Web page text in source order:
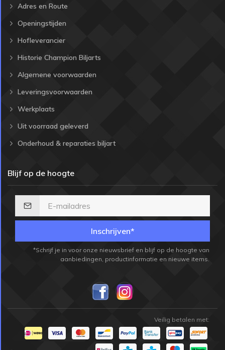
Adres en Route
Openingstijden
Hofleverancier
Historie Champion Biljarts
Algemene voorwaarden
Leveringsvoorwaarden
Werkplaats
Uit voorraad geleverd
Onderhoud & reparaties biljart
Blijf op de hoogte
Inschrijven*
*Schrijf je in voor onze nieuwsbrief en blijf op de hoogte van
aanbiedingen, productinformatie en nieuwe items.
Veilig betalen met: